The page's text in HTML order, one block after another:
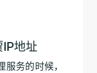
地址
务的时候，